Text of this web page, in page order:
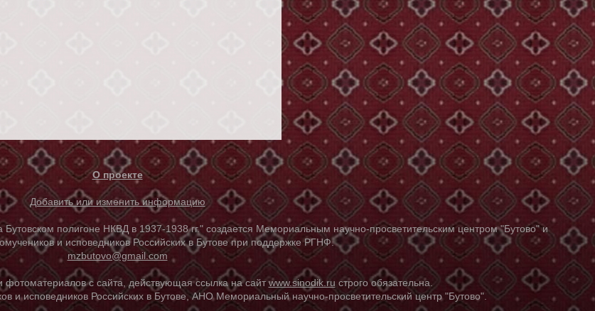
О проекте
Добавить или изменить информацию
полигоне НКВД в 1937-1938 гг." создается Мемориальным научно-просветительским центром "Бутово" и
и исповедников Российских в Бутове при поддержке РГНФ.
mzbutovo@gmail.com
фотоматериалов с сайта, действующая ссылка на сайтwww.sinodik.ru строго обязательна.
исповедников Российских в Бутове, АНО Мемориальный научно-просветительский центр "Бутово".